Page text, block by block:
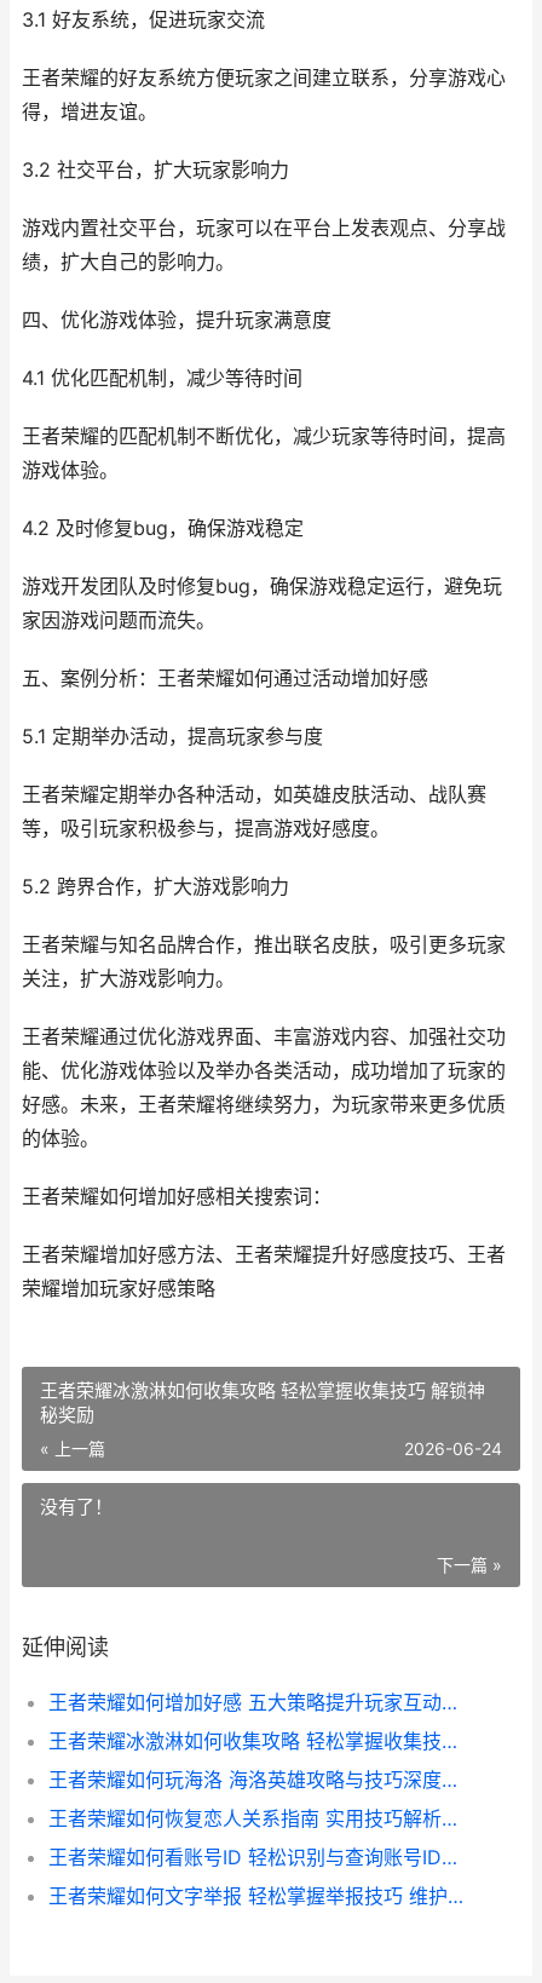
3.1 好友系统，促进玩家交流
王者荣耀的好友系统方便玩家之间建立联系，分享游戏心
得，增进友谊。
3.2 社交平台，扩大玩家影响力
游戏内置社交平台，玩家可以在平台上发表观点、分享战
绩，扩大自己的影响力。
四、优化游戏体验，提升玩家满意度
4.1 优化匹配机制，减少等待时间
王者荣耀的匹配机制不断优化，减少玩家等待时间，提高
游戏体验。
4.2 及时修复bug，确保游戏稳定
游戏开发团队及时修复bug，确保游戏稳定运行，避免玩
家因游戏问题而流失。
五、案例分析：王者荣耀如何通过活动增加好感
5.1 定期举办活动，提高玩家参与度
王者荣耀定期举办各种活动，如英雄皮肤活动、战队赛
等，吸引玩家积极参与，提高游戏好感度。
5.2 跨界合作，扩大游戏影响力
王者荣耀与知名品牌合作，推出联名皮肤，吸引更多玩家
关注，扩大游戏影响力。
王者荣耀通过优化游戏界面、丰富游戏内容、加强社交功
能、优化游戏体验以及举办各类活动，成功增加了玩家的
好感。未来，王者荣耀将继续努力，为玩家带来更多优质
的体验。
王者荣耀如何增加好感相关搜索词：
王者荣耀增加好感方法、王者荣耀提升好感度技巧、王者
荣耀增加玩家好感策略
王者荣耀冰激淋如何收集攻略 轻松掌握收集技巧 解锁神
秘奖励
« 上一篇 2026-06-24
没有了！
下一篇 »
延伸阅读
王者荣耀如何增加好感 五大策略提升玩家互动与忠诚度
王者荣耀冰激淋如何收集攻略 轻松掌握收集技巧 解锁神秘奖励
王者荣耀如何玩海洛 海洛英雄攻略与技巧深度解析
王者荣耀如何恢复恋人关系指南 实用技巧解析与恢复攻略
王者荣耀如何看账号ID 轻松识别与查询账号ID的实用指南
王者荣耀如何文字举报 轻松掌握举报技巧 维护游戏环境